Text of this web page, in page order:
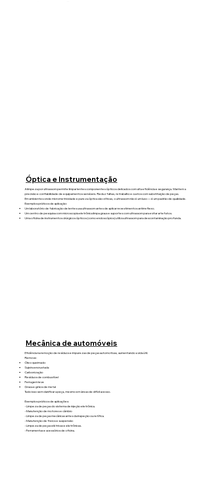
Óptica e Instrumentação
A limpeza por ultrassom permite limpar lentes componentes ópticos delicados com alta eficiência e segurança. Mantem a
precisão e confiabilidade de equipamentos sensíveis. Reduz falhas, retrabalho e custos com substituição de peças.
Em ambientes onde micrometricidade e pureza óptica são críticas, o ultrassom não é um luxo — é um padrão de qualidade.
Exemplos práticos de aplicação:
Um laboratório de fabricação de lentes usa ultrassom antes de aplicar revestimentos antirreflexo.
Um centro de pesquisa com microscopia eletrônica limpa graus e suportes com ultrassom para evitar artefatos.
Uma oficina de instrumentos cirúrgicos ópticos (como endoscópios) utiliza ultrassom para descontaminação profunda.
Mecânica de automóveis
Eficiência na remoção de resíduos e impurezas de peças automotivas, aumentando a vida útil.
Remove:
Óleo queimado
Sujeira encrustada
Carbonização
Resíduos de combustível
Ferrugem leve
Graxa e grãos de metal
Tudo isso sem danificar a peça, mesmo em áreas de difícil acesso.
Exemplos práticos de aplicações:​
- Limpeza de peças do sistema de injeção eletrônica.
- Manutenção de motores e câmbio
- Limpeza de peças mecânicas antes da inspeção ou retífica.
- Manutenção de freios e suspensão
- Limpeza de peças elétricas e eletrônicas.
- Ferramentas e acessórios de oficina.